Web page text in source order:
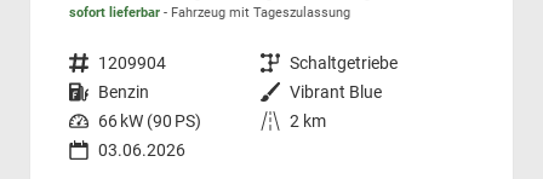
sofort lieferbar Fahrzeug mit Tageszulassung
Fahrzeugnummer 1209904 Getriebe Schaltgetriebe
Kraftstoff Benzin Außenfarbe Vibrant Blue
Leistung 66 kW (90 PS) Kilometerstand 2 km
03.06.2026